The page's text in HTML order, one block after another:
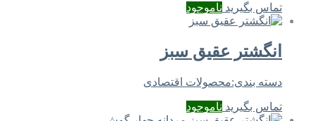
تماس بگیرید ناموجود
انگشتر عقیق سبز
دسته بندی:محصولات اقتصادی
تماس بگیرید ناموجود